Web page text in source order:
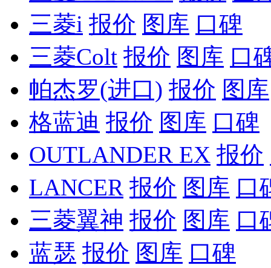
三菱i 报价 图库 口碑
三菱Colt 报价 图库 口
帕杰罗(进口) 报价 图库
格蓝迪 报价 图库 口碑
OUTLANDER EX 报价
LANCER 报价 图库 口
三菱翼神 报价 图库 口
蓝瑟 报价 图库 口碑